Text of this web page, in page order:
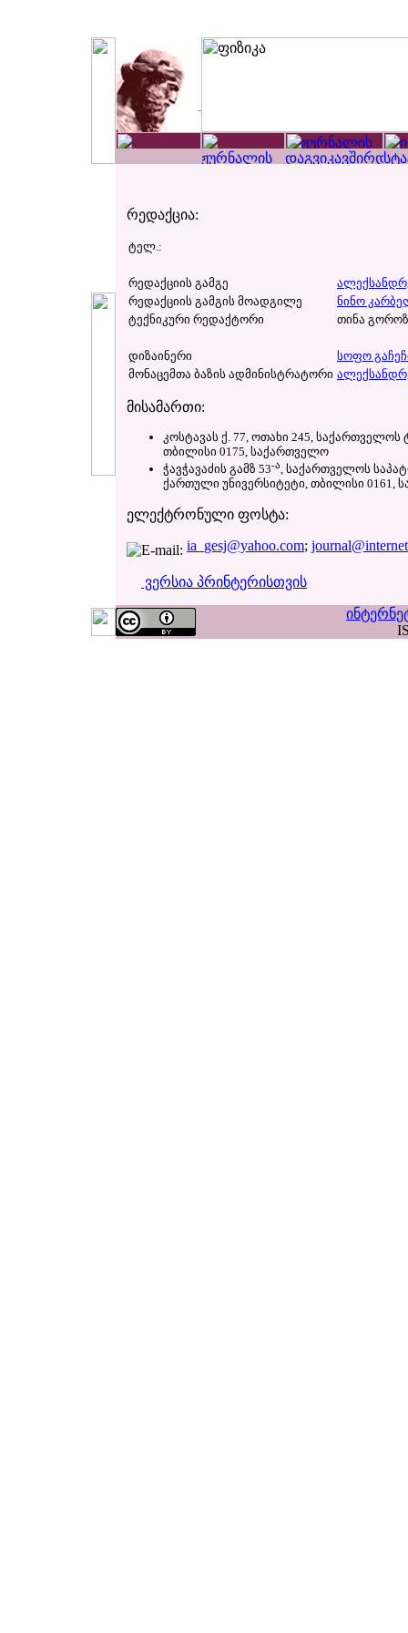
რედაქცია:
ტელ.:
რედაქციის გამგე
რედაქციის გამგის მოადგილე
ნინო
ტექნიკური რედაქტორი
თინა
დიზაინერი
სოფო
მონაცემთა ბაზის ადმინისტრატორი
მისამართი:
კოსტავას ქ. 77, ოთახი 245,
თბილისი 0175, საქართველო
ჭავჭავაძის გამზ 53-ა, საქართველოს
ქართული უნივერსიტეტი, თბილისი 0161,
ელექტრონული ფოსტა:
ia_gesj@yahoo.com;
ვერსია პრინტერისთვის